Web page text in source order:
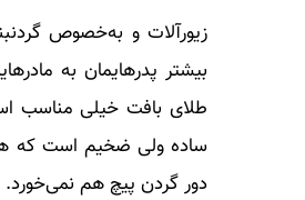
زیورآلات و به‌خصوص
بیشتر پدرهایمان به
طلای بافت خیلی مناسب
ساده ولی ضخیم است که
دور گردن پیچ هم نمی‌خورد.